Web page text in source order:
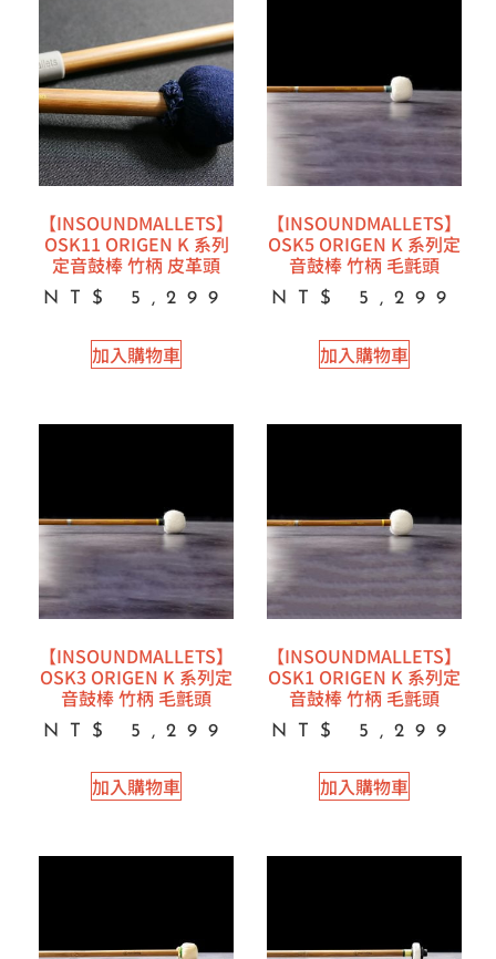
【INSOUNDMALLETS】
OSK11 ORIGEN K 系列
定音鼓棒 竹柄 皮革頭
NT$ 5,299
加入購物車
【INSOUNDMALLETS】
OSK5 ORIGEN K 系列定
音鼓棒 竹柄 毛氈頭
NT$ 5,299
加入購物車
【INSOUNDMALLETS】
OSK3 ORIGEN K 系列定
音鼓棒 竹柄 毛氈頭
NT$ 5,299
加入購物車
【INSOUNDMALLETS】
OSK1 ORIGEN K 系列定
音鼓棒 竹柄 毛氈頭
NT$ 5,299
加入購物車